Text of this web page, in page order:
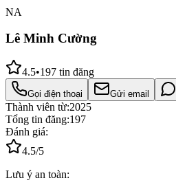
NA
Lê Minh Cường
4.5•197 tin đăng
Gọi điện thoại Gửi email
Thành viên từ:2025
Tổng tin đăng:197
Đánh giá:
4.5/5
Lưu ý an toàn: